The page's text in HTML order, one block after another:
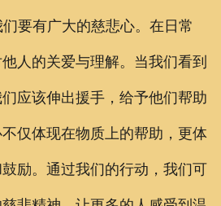
要有广大的慈悲心。在日常
人的关爱与理解。当我们看到
应该伸出援手，给予他们帮助
仅体现在物质上的帮助，更体
励。通过我们的行动，我们可